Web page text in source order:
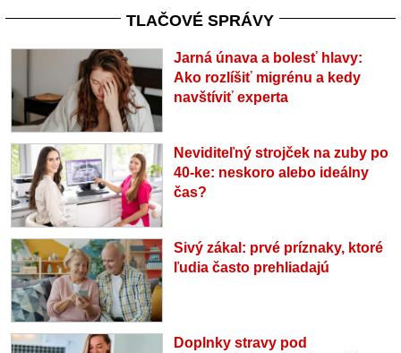
TLAČOVÉ SPRÁVY
Jarná únava a bolesť hlavy:
Ako rozlíšiť migrénu a kedy
navštíviť experta
Neviditeľný strojček na zuby po
40-ke: neskoro alebo ideálny
čas?
Sivý zákal: prvé príznaky, ktoré
ľudia často prehliadajú
Doplnky stravy pod